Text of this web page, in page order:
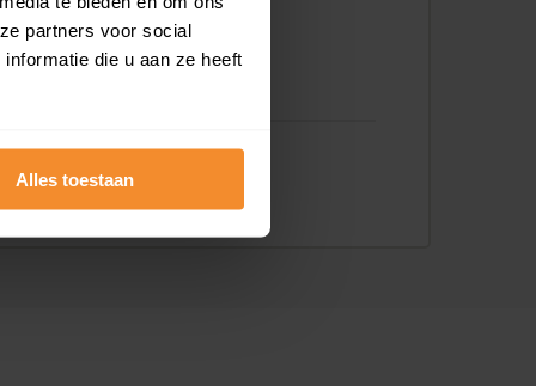
partners voor social
die u aan ze heeft
Alles toestaan